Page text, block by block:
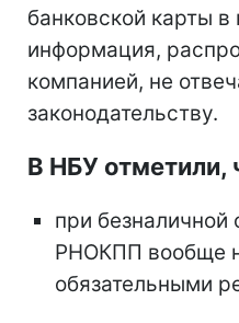
банковской карты в
информация,
компанией, не
законодательству.
В НБУ отметили,
при
РНОКПП вообще
обязательными